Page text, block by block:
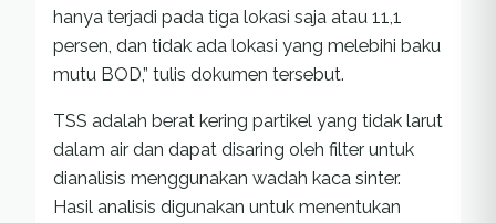
hanya terjadi pada tiga lokasi saja atau 11,1
persen, dan tidak ada lokasi yang melebihi baku
mutu BOD,” tulis dokumen tersebut.
TSS adalah berat kering partikel yang tidak larut
dalam air dan dapat disaring oleh filter untuk
dianalisis menggunakan wadah kaca sinter.
Hasil analisis digunakan untuk menentukan